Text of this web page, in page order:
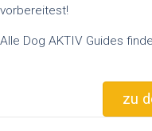
vorbereitest!
Alle Dog AKTIV Guides
zu